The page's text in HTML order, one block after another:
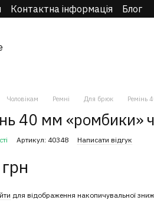
Контактна інформація Блог
Чоловікам Ремні Для брюк Ремінь
40 мм «ромбики»
Артикул: 40348 Написати відгук
для відображення накопичувальної